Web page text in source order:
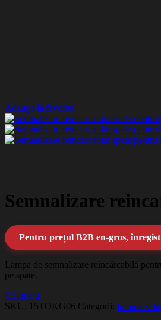
Adauga la favorite
Semnalizare
Pentru prețul B2B en-gros,
Lampa de semnalizare reîncărcabilă
pe spate.
Compara
SKU: 15TOKG06 Categorii: lumina si